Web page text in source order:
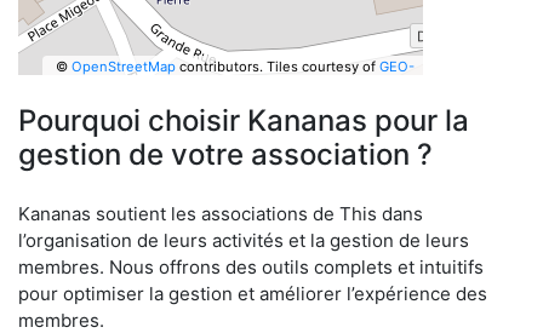
© OpenStreetMapcontributors. Tiles courtesy of GEO-
Pourquoi choisir Kananas pour la
gestion de votre association ?
Kananas soutient les associations de This dans
l’organisation de leurs activités et la gestion de leurs
membres. Nous offrons des outils complets et intuitifs
pour optimiser la gestion et améliorer l’expérience des
membres.